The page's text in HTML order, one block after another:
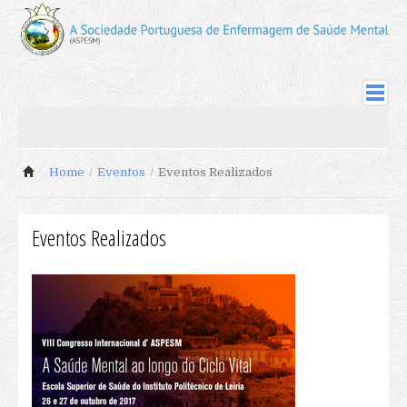
Sociedade
Sócios Fundadores
Sócios
Actualização de Cotas
Actualização Dados de Sócio
Inscrição Novos Sócios
Revista
Home / Eventos / Eventos Realizados
Eventos Realizados